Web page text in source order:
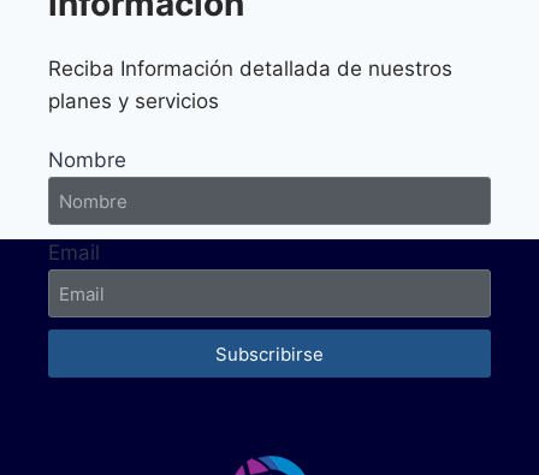
Reciba Información detallada de nuestros
planes y servicios
Nombre
Email
Subscribirse